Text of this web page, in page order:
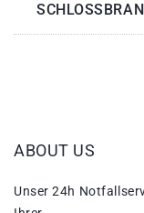
ABOUT US
Unser 24h